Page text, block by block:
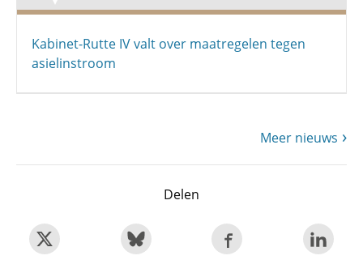
Kabinet-Rutte IV valt over maatregelen tegen
asielinstroom
Meer nieuws
Delen